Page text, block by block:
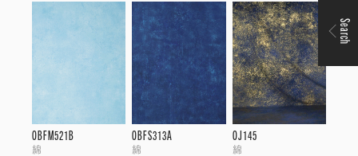
OBFM521B
綿
OBFS313A
綿
OJ145
綿
Search